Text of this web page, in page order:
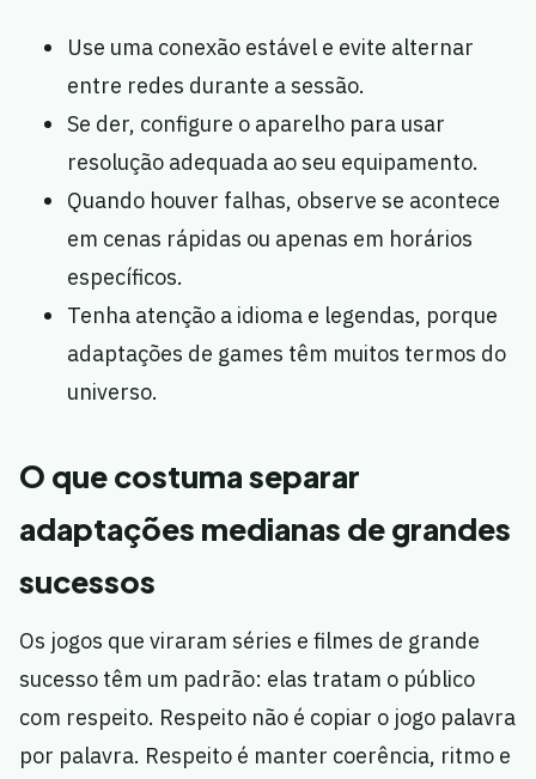
Use uma conexão estável e evite alternar
entre redes durante a sessão.
Se der, configure o aparelho para usar
resolução adequada ao seu equipamento.
Quando houver falhas, observe se acontece
em cenas rápidas ou apenas em horários
específicos.
Tenha atenção a idioma e legendas, porque
adaptações de games têm muitos termos do
universo.
O que costuma separar
adaptações medianas de grandes
sucessos
Os jogos que viraram séries e filmes de grande
sucesso têm um padrão: elas tratam o público
com respeito. Respeito não é copiar o jogo palavra
por palavra. Respeito é manter coerência, ritmo e